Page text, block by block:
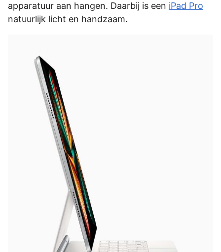
apparatuur aan hangen. Daarbij is een iPad Pro
natuurlijk licht en handzaam.